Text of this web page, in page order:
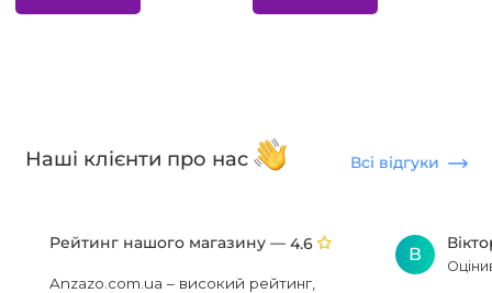
Наші клієнти про нас Всі відгуки
Рейтинг нашого магазину — 4.6
Anzazo.com.ua – високий рейтинг,
В